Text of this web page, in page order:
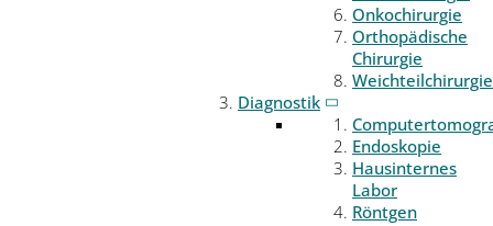
Onkochirurgie
Orthopädische
Chirurgie
Weichteilchirurgie
Diagnostik
Endoskopie
Hausinternes
Labor
Röntgen